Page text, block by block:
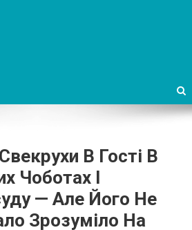
В Гості В
Чоботах І
— Але Його Не
Зрозуміло На